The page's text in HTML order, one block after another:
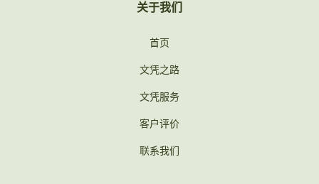
关于我们
首页
文凭之路
文凭服务
客户评价
联系我们